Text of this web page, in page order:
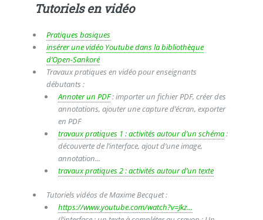
Tutoriels en vidéo
Pratiques basiques
insérer une vidéo Youtube dans la bibliothèque
d’Open-Sankoré
Travaux pratiques en vidéo pour enseignants
débutants :
Annoter un PDF: importer un fichier PDF, créer des
annotations, ajouter une capture d’écran, exporter
en PDF
travaux pratiques 1 : activités autour d’un schéma:
découverte de l’interface, ajout d’une image,
annotation...
travaux pratiques 2 : activités autour d’un texte
Tutoriels vidéos de Maxime Becquet :
https://www.youtube.com/watch?v=Jkz...